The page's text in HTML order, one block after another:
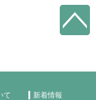
て
新着情報